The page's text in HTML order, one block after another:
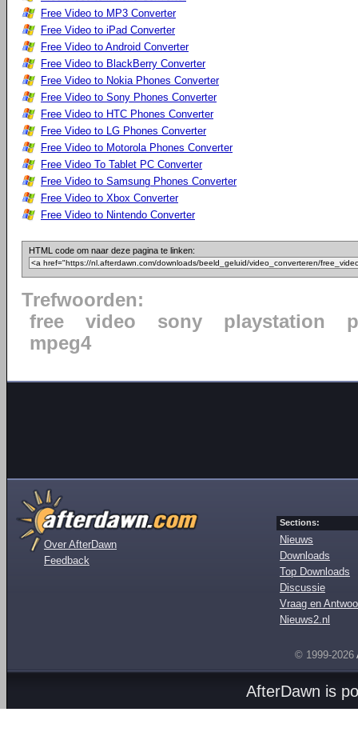
Free Video to MP3 Converter
Free Video to iPad Converter
Free Video to Android Converter
Free Video to BlackBerry Converter
Free Video to Nokia Phones Converter
Free Video to Sony Phones Converter
Free Video to HTC Phones Converter
Free Video to LG Phones Converter
Free Video to Motorola Phones Converter
Free Video To Tablet PC Converter
Free Video to Samsung Phones Converter
Free Video to Xbox Converter
Free Video to Nintendo Converter
HTML code om naar deze pagina te linken:
Trefwoorden:
free
video sony playstation
mpeg4
Over AfterDawn
Feedback
Sections:
Nieuws
Downloads
Top Downloads
Discussie
Vraag en
Nieuws2.nl
© 1999-2026
AfterDawn is